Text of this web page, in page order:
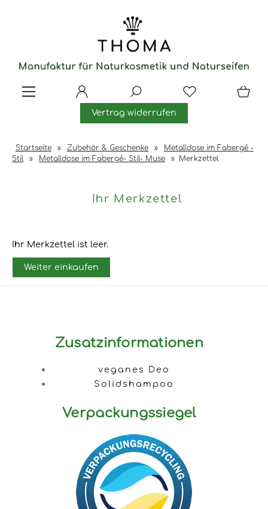
Vertrag widerrufen
Startseite » Zubehör & Geschenke »
Metalldose im Fabergé -
Stil
» Metalldose im Fabergé- Stil- Muse » Merkzettel
Ihr Merkzettel
Ihr Merkzettel ist leer.
Weiter einkaufen
Zusatzinformationen
veganes Deo
Solidshampoo
Verpackungssiegel